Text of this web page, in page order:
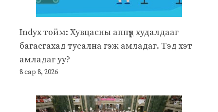
Indyx тойм: Хувцасны аппүүд худалдааг
багасгахад тусална гэж амладаг. Тэд хэт
амладаг уу?
8 сар 8, 2026